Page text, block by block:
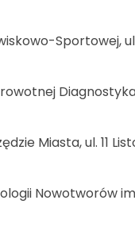
Sportowej,
Miasta, ul. 11
Nowotworów